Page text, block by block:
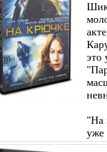
это
"На
уже